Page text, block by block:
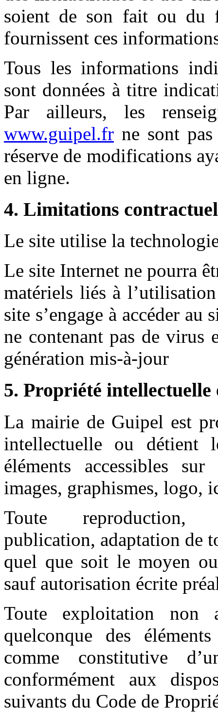
soient de son fait ou du
fournissent ces
Tous les informations
sont données à titre
Par ailleurs, les
www.guipel.fr ne sont
réserve de modifications
en ligne.
4. Limitations
Le site utilise la
Le site Internet ne pourra
matériels liés à
site s’engage à accéder
ne contenant pas de virus
génération mis-à-jour
5. Propriété intellectuelle
La mairie de Guipel est
intellectuelle ou détient
éléments accessibles
images, graphismes, logo,
Toute reproduction,
publication, adaptation de
quel que soit le moyen
sauf autorisation écrite
Toute exploitation
quelconque des
comme constitutive
conformément aux
suivants du Code de